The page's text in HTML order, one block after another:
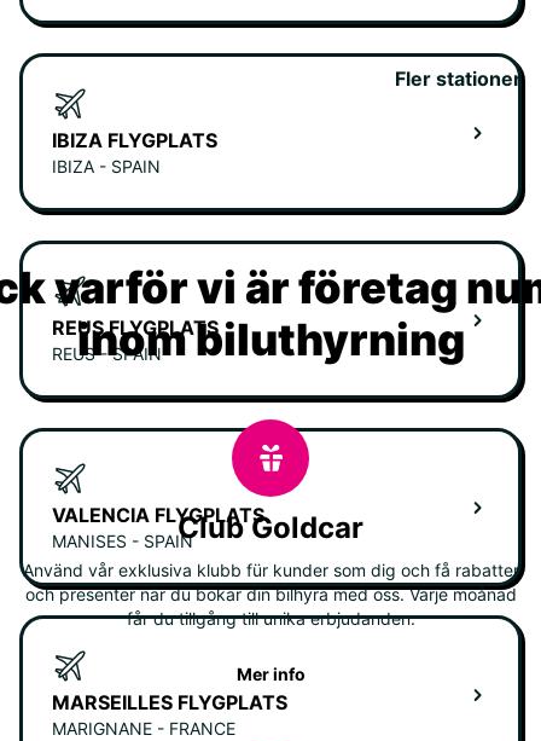
IBIZA FLYGPLATS
IBIZA - SPAIN
REUS FLYGPLATS
REUS - SPAIN
VALENCIA FLYGPLATS
MANISES - SPAIN
MARSEILLES FLYGPLATS
MARIGNANE - FRANCE
Fler stationer
varför vi är företag
inom biluthyrning
Club Goldcar
Använd vår exklusiva klubb für kunder som dig och få rabatter
och presenter när du bokar din bilhyra med oss. Varje moånad
får du tillgång till unika erbjudanden.
Mer info